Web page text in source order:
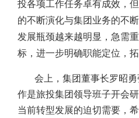
投各项工作任务卓有成效，
的不断演化与集团业务的不
发展瓶颈越来越明显，急需
标，进一步明确职能定位，拓
会上，集团董事长罗昭
作是旅投集团领导班子开会
当前转型发展的迫切需要，